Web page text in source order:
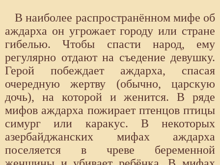
В наиболее распространённом мифе об
аждарха он угрожает городу или стране
гибелью. Чтобы спасти народ, ему
регулярно отдают на съедение девушку.
Герой побеждает аждарха, спасая
очередную жертву (обычно, царскую
дочь), на которой и женится. В ряде
мифов аждарха пожирает птенцов птицы
симург или каракус. В некоторых
азербайджанских мифах аждарха
поселяется в чреве беременной